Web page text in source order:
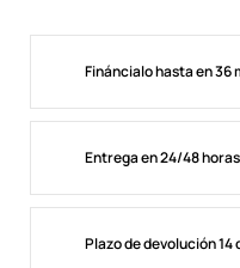
Fináncialo hasta en 36
Entrega en 24/48
Plazo de devolución 14